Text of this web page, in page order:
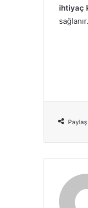
ihtiyaç
sağlanır.
Paylaş